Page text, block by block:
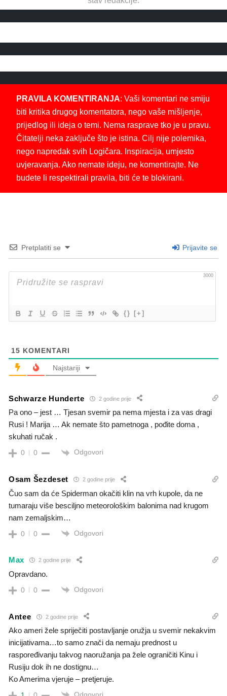
PRAVILA KOMENTIRANJA: Vaši komentari ne smiju
biti kritika drugog komentatora, nego vaše mišljenje,
prijedlog ili ideja o temi. Nema rasprave tko je u pravu.
Čitatelji neka zaključe što je istina. Cilj nije polemika,
nego napredak svih Logičara. Inspiracija, umjesto
uvjeravanja. Ako nemate ideju, ne komentirajte. Ne
budete li respektirali pravila, biti će te blokirani.
Pretplatiti se Prijavite se
3000
{} [+]
15 KOMENTARI
Najstariji
Schwarze Hunderte 2 godine prije
Pa ono – jest … Tjesan svemir pa nema mjesta i za vas dragi
Rusi ! Marija … Ak nemate što pametnoga , pođite doma ,
skuhati ručak .
0 0 Odgovori
Osam Šezdeset 2 godine prije
Čuo sam da će Spiderman okačiti klin na vrh kupole, da ne
tumaraju više besciljno meteorološkim balonima nad krugom
nam zemaljskim…
0 0 Odgovori
Max 2 godine prije
Opravdano.
0 0 Odgovori
Antee 2 godine prije
Ako ameri žele spriječiti postavljanje oružja u svemir nekakvim
inicijativama…to samo znači da nemaju prednost u
raspoređivanju takvog naoružanja pa žele ograničiti Kinu i
Rusiju dok ih ne dostignu…
Ko Amerima vjeruje – pretjeruje.